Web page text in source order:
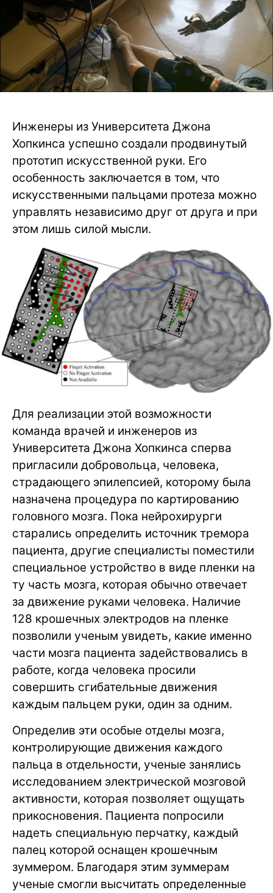
Инженеры из Университета Джона
Хопкинса успешно создали продвинутый
прототип искусственной руки. Его
особенность заключается в том, что
искусственными пальцами протеза можно
управлять независимо друг от друга и при
этом лишь силой мысли.
Для реализации этой возможности
команда врачей и инженеров из
Университета Джона Хопкинса сперва
пригласили добровольца, человека,
страдающего эпилепсией, которому была
назначена процедура по картированию
головного мозга. Пока нейрохирурги
старались определить источник тремора
пациента, другие специалисты поместили
специальное устройство в виде пленки на
ту часть мозга, которая обычно отвечает
за движение руками человека. Наличие
128 крошечных электродов на пленке
позволили ученым увидеть, какие именно
части мозга пациента задействовались в
работе, когда человека просили
совершить сгибательные движения
каждым пальцем руки, один за одним.
Определив эти особые отделы мозга,
контролирующие движения каждого
пальца в отдельности, ученые занялись
исследованием электрической мозговой
активности, которая позволяет ощущать
прикосновения. Пациента попросили
надеть специальную перчатку, каждый
палец которой оснащен крошечным
зуммером. Благодаря этим зуммерам
ученые смогли высчитать определенные